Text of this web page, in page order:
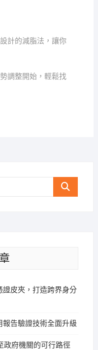
計的減脂法，讓你
調整開始，輕鬆找
Search
皮夾，打造跨界身分
告驗證技術全面升級
政府機關的可行路徑